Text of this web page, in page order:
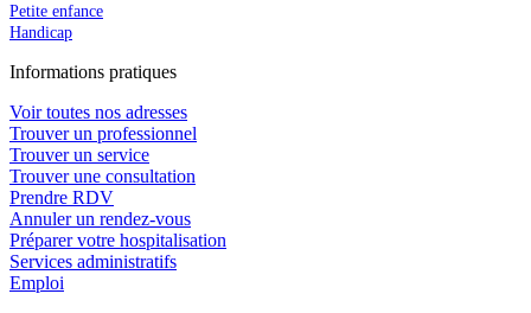
Petite enfance
Handicap
Informations pratiques
Voir toutes nos adresses
Trouver un professionnel
Trouver un service
Trouver une consultation
Prendre RDV
Annuler un rendez-vous
Préparer votre hospitalisation
Services administratifs
Emploi​